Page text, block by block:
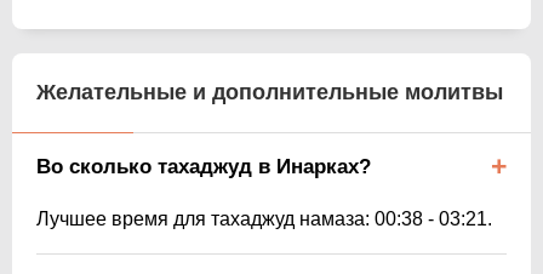
Желательные и дополнительные молитвы
Во сколько тахаджуд в Инарках?
Лучшее время для тахаджуд намаза: 00:38 - 03:21.